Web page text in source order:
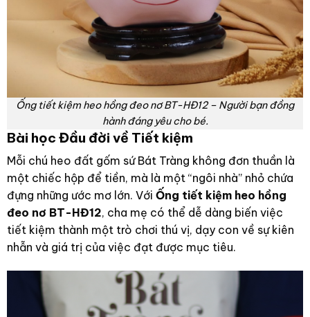
Ống tiết kiệm heo hồng đeo nơ BT-HĐ12 – Người bạn đồng
hành đáng yêu cho bé.
Bài học Đầu đời về Tiết kiệm
Mỗi chú heo đất gốm sứ Bát Tràng không đơn thuần là
một chiếc hộp để tiền, mà là một “ngôi nhà” nhỏ chứa
đựng những ước mơ lớn. Với Ống tiết kiệm heo hồng
đeo nơ BT-HĐ12, cha mẹ có thể dễ dàng biến việc
tiết kiệm thành một trò chơi thú vị, dạy con về sự kiên
nhẫn và giá trị của việc đạt được mục tiêu.